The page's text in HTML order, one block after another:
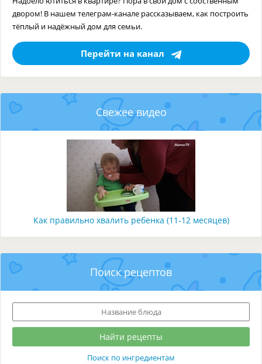
двором! В нашем телеграм-канале рассказываем, как построить
тёплый и надёжный дом для семьи.
Перейти на канал
Свежее видео
Как правильно хвалить ребенка (11-12 месяцев)
Поиск рецептов
Поиск по ингредиентам